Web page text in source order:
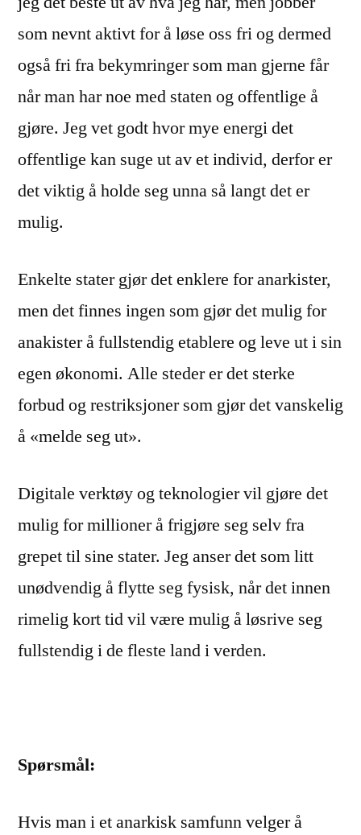
som nevnt aktivt for å løse oss fri og dermed
også fri fra bekymringer som man gjerne får
når man har noe med staten og offentlige å
gjøre. Jeg vet godt hvor mye energi det
offentlige kan suge ut av et individ, derfor er
det viktig å holde seg unna så langt det er
mulig.
Enkelte stater gjør det enklere for anarkister,
men det finnes ingen som gjør det mulig for
anakister å fullstendig etablere og leve ut i sin
egen økonomi. Alle steder er det sterke
forbud og restriksjoner som gjør det vanskelig
å «melde seg ut».
Digitale verktøy og teknologier vil gjøre det
mulig for millioner å frigjøre seg selv fra
grepet til sine stater. Jeg anser det som litt
unødvendig å flytte seg fysisk, når det innen
rimelig kort tid vil være mulig å løsrive seg
fullstendig i de fleste land i verden.
Spørsmål:
Hvis man i et anarkisk samfunn velger å